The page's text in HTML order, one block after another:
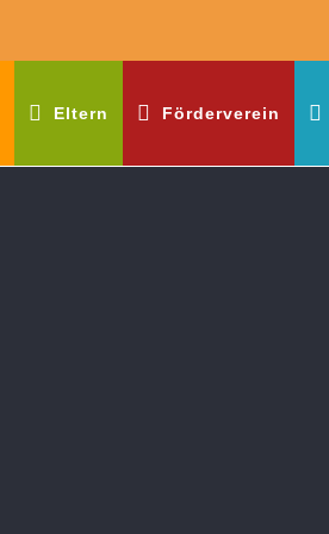
Eltern Förderverein